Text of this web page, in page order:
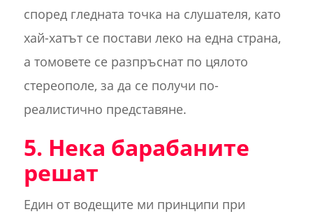
според гледната точка на слушателя, като
хай-хатът се постави леко на една страна,
а томовете се разпръснат по цялото
стереополе, за да се получи по-
реалистично представяне.
5. Нека барабаните
решат
Един от водещите ми принципи при